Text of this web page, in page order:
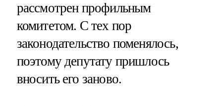
рассмотрен профильным
комитетом. С тех пор
законодательство поменялось,
поэтому депутату пришлось
вносить его заново.